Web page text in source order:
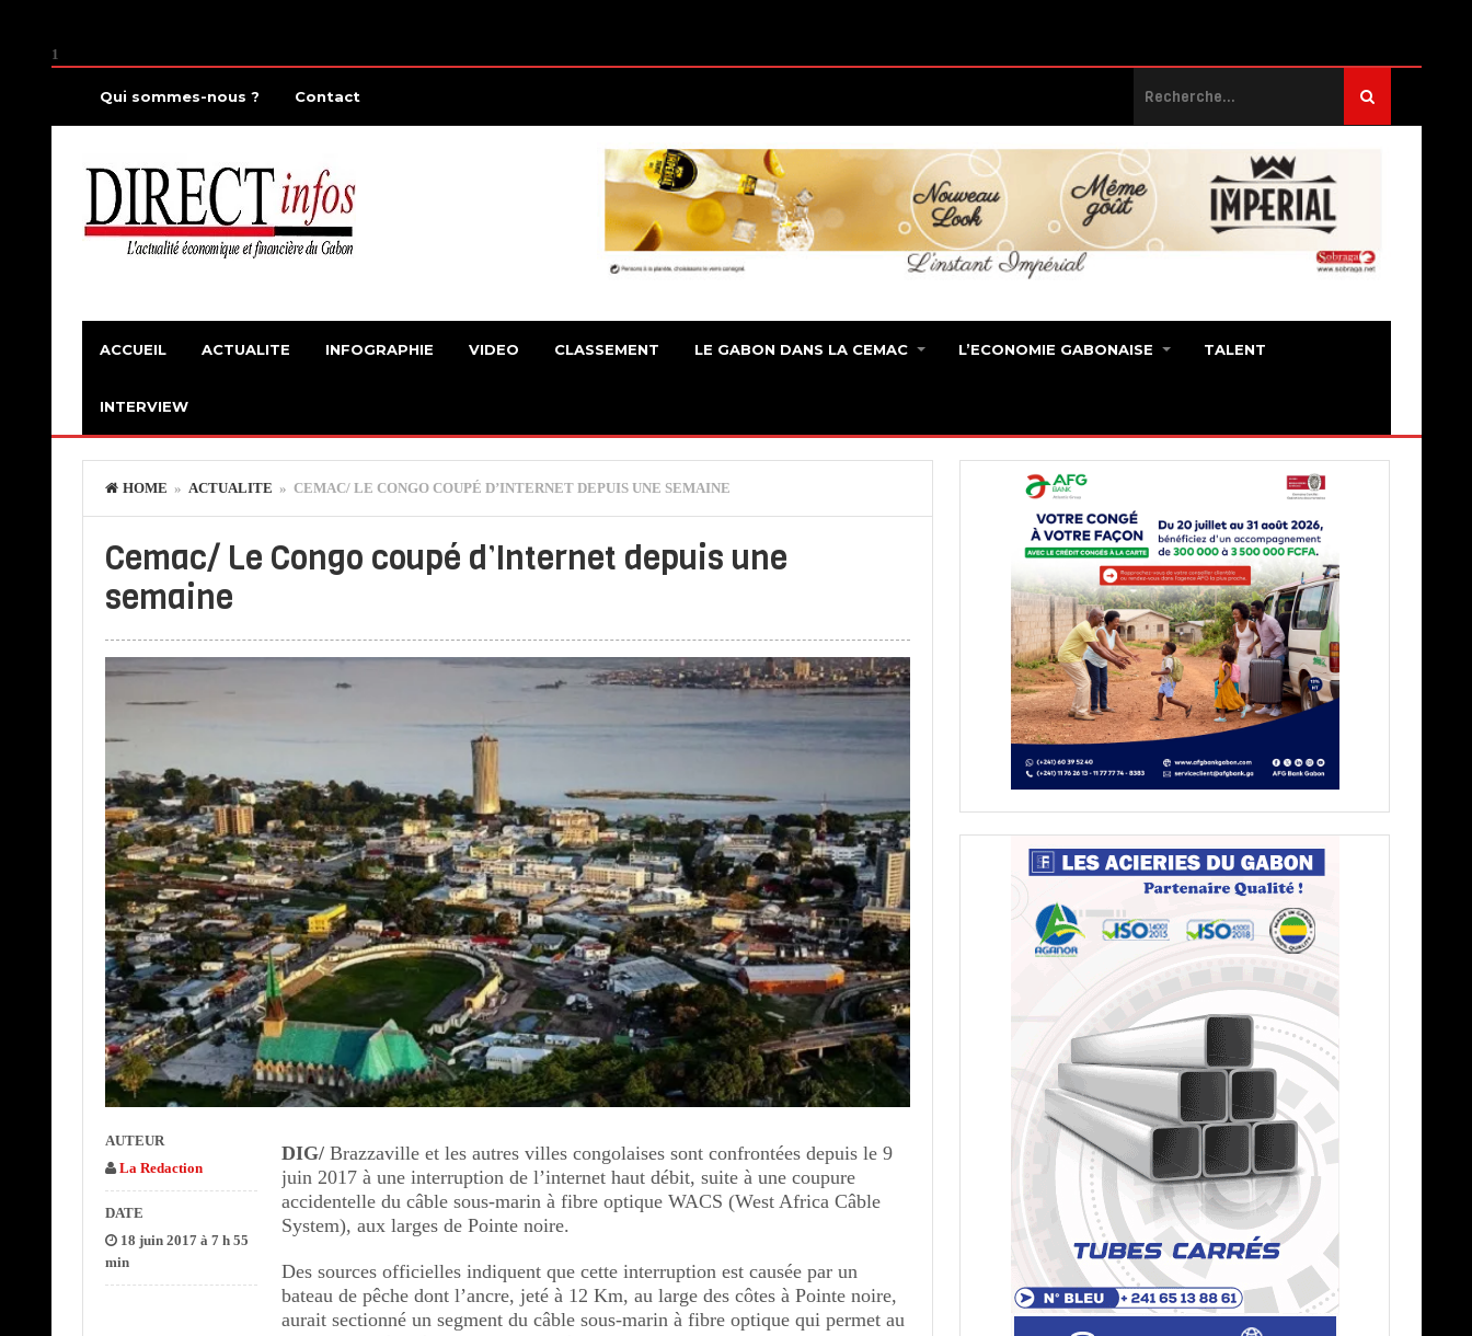
1
Qui sommes-nous ? Contact
ACCUEIL ACTUALITE INFOGRAPHIE VIDEO CLASSEMENT LE GABON DANS LA CEMAC L’ECONOMIE GABONAISE TALENT
INTERVIEW
HOME » ACTUALITE » CEMAC/ LE CONGO COUPÉ D’INTERNET DEPUIS UNE SEMAINE
Cemac/ Le Congo coupé d’Internet depuis une
semaine
DIG/ Brazzaville et les autres villes congolaises sont confrontées depuis le 9
juin 2017 à une interruption de l’internet haut débit, suite à une coupure
accidentelle du câble sous-marin à fibre optique WACS (West Africa Câble
System), aux larges de Pointe noire.
Des sources officielles indiquent que cette interruption est causée par un
bateau de pêche dont l’ancre, jeté à 12 Km, au large des côtes à Pointe noire,
aurait sectionné un segment du câble sous-marin à fibre optique qui permet au
AUTEUR
La Redaction
DATE
18 juin 2017 à 7 h 55
min